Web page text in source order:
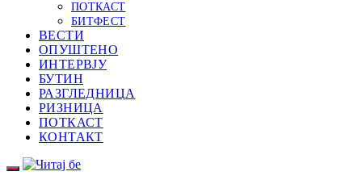
ПОТКАСТ
БИТФЕСТ
ВЕСТИ
ОПУШТЕНО
ИНТЕРВЈУ
БУТИН
РАЗГЛЕДНИЦА
РИЗНИЦА
ПОТКАСТ
КОНТАКТ